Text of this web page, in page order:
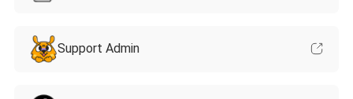
Support Admin